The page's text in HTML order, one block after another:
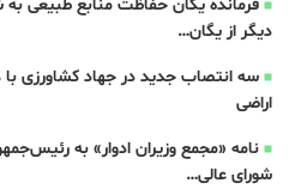
دیگر از یگان…
سه انتصاب جدید در جهاد کشاورزی
اراضی
نامه «مجمع وزیران ادوار» به
شورای عالی…